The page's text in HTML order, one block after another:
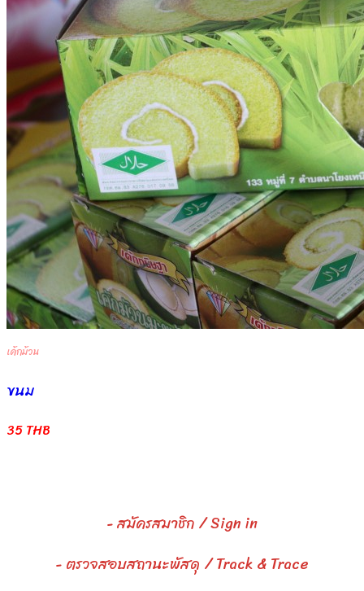
เค้กม้วน
ขนม
35 THB
-สมัครสมาชิก / Sign in
-ตรวจสอบสถานะพัสดุ / Track & Trace